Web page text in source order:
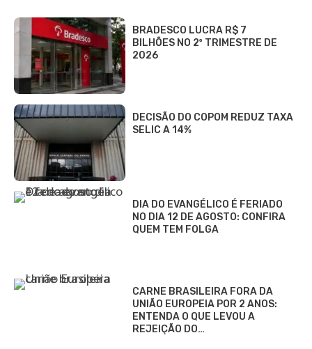
BRADESCO LUCRA R$ 7
BILHÕES NO 2º TRIMESTRE DE
2026
DECISÃO DO COPOM REDUZ TAXA
SELIC A 14%
DIA DO EVANGÉLICO É FERIADO
NO DIA 12 DE AGOSTO: CONFIRA
QUEM TEM FOLGA
CARNE BRASILEIRA FORA DA
UNIÃO EUROPEIA POR 2 ANOS:
ENTENDA O QUE LEVOU A
REJEIÇÃO DO…